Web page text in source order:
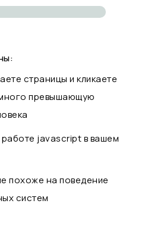
страницы и кликаете
превышающую
javascript в вашем
похоже на поведение
систем